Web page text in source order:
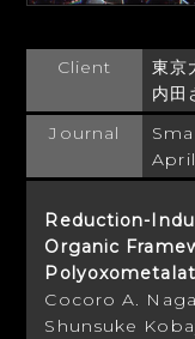
Client
東京
内田
Journal
Reduction-
Organic
Cocoro A.
Shunsuke